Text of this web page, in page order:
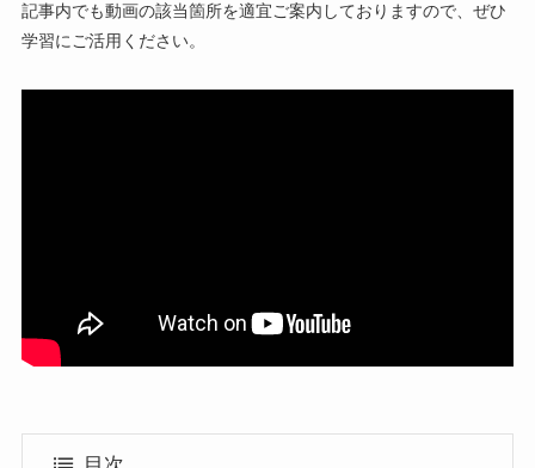
記事内でも動画の該当箇所を適宜ご案内しておりますので、ぜひ
学習にご活用ください。